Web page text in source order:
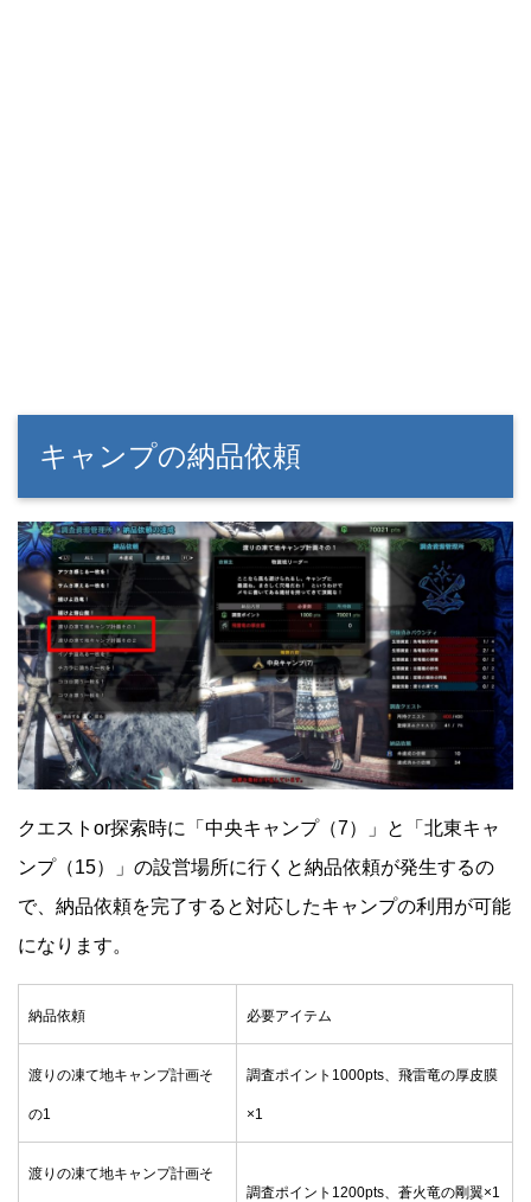
キャンプの納品依頼
クエストor探索時に「中央キャンプ（7）」と「北東キャ
ンプ（15）」の設営場所に行くと納品依頼が発生するの
で、納品依頼を完了すると対応したキャンプの利用が可能
になります。
納品依頼 必要アイテム
渡りの凍て地キャンプ計画そ
の1
調査ポイント1000pts、飛雷竜の厚皮膜
×1
渡りの凍て地キャンプ計画そ
調査ポイント1200pts、蒼火竜の剛翼×1